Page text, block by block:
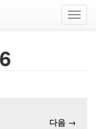
다음 →